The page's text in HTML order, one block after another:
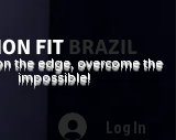
FIT BRAZIL
the edge, overcome the
impossible!
Log In